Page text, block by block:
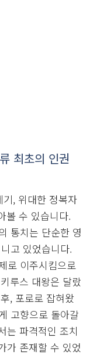
최초의 인권
, 위대한 정복자
볼 수 있습니다.
통치는 단순한 영
고 있었습니다.
로 이주시킴으로
루스 대왕은 달랐
, 포로로 잡혀왔
고향으로 돌아갈
는 파격적인 조치
가 존재할 수 있었